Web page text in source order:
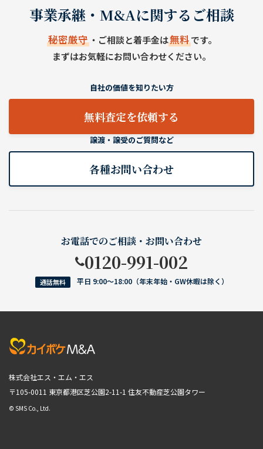
事業承継・M&Aに関するご相談
秘密厳守・ご相談と着手金は無料です。
まずはお気軽にお問い合わせください。
自社の価値を知りたい方
無料査定を依頼する
譲渡・譲受のご質問など
各種お問い合わせ
お電話でのご相談・お問い合わせ
0120-991-002
通話無料 平日 9:00〜18:00（年末年始・GW休暇は除く）
株式会社エス・エム・エス
〒105-0011 東京都港区芝公園2-11-1 住友不動産芝公園タワー
© SMS Co., Ltd.